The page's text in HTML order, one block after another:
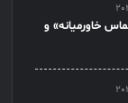
خاورمیانه» و